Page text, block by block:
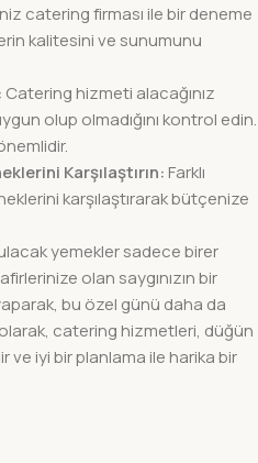
catering firması ile bir deneme
kalitesini ve sunumunu
Catering hizmeti alacağınız
olup olmadığını kontrol edin.
Karşılaştırın: Farklı
karşılaştırarak bütçenize
yemekler sadece birer
olan saygınızın bir
bu özel günü daha da
catering hizmetleri, düğün
iyi bir planlama ile harika bir